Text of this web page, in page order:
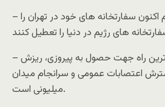
– جامعه جهانی باید از هم اکنون سفارتخانه های خود در تهران را
– بهترین و کم هزینه ترین راه جهت حصول به پیروزی، ریزش
اعتصابات عمومی و سرانجام میدان
میلیونی است.